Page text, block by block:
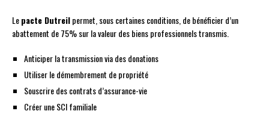
Lepacte Dutreilpermet, sous certaines conditions, de bénéficier d’un
abattement de 75% sur la valeur des biens professionnels transmis.
Anticiper la transmission via des donations
Utiliser le démembrement de propriété
Souscrire des contrats d’assurance-vie
Créer une SCI familiale